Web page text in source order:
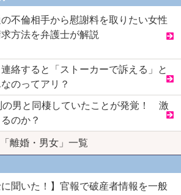
不倫相手から慰謝料を取りたい女性
方法を弁護士が解説
絡すると「ストーカーで訴える」と
のってアリ？
の男と同棲していたことが発覚！ 激
のか？
「離婚・男女」一覧
に聞いた！】官報で破産者情報を一般